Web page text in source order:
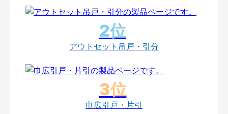
アウトセット吊戸・引分
巾広引戸・片引